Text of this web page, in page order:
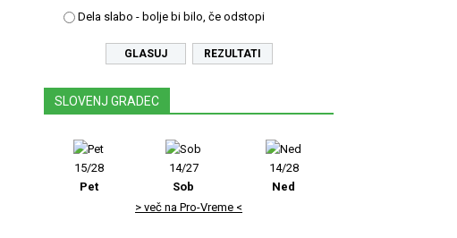
Dela slabo - bolje bi bilo, če odstopi
REZULTATI
SLOVENJ GRADEC
15/28
Pet
14/27
Sob
14/28
Ned
> več na Pro-Vreme <